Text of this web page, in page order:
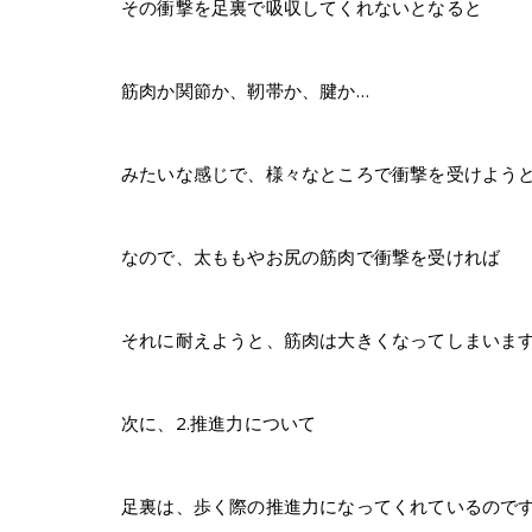
その衝撃を足裏で吸収してくれないとなると
筋肉か関節か、靭帯か、腱か…
みたいな感じで、様々なところで衝撃を受けようと
なので、太ももやお尻の筋肉で衝撃を受ければ
それに耐えようと、筋肉は大きくなってしまいます
次に、2.推進力について
足裏は、歩く際の推進力になってくれているので